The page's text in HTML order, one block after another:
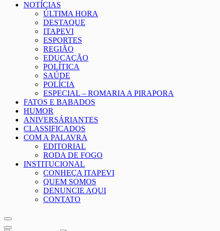
NOTÍCIAS
ÚLTIMA HORA
DESTAQUE
ITAPEVI
ESPORTES
REGIÃO
EDUCAÇÃO
POLÍTICA
SAÚDE
POLÍCIA
ESPECIAL – ROMARIA A PIRAPORA
FATOS E BABADOS
HUMOR
ANIVERSÁRIANTES
CLASSIFICADOS
COM A PALAVRA
EDITORIAL
RODA DE FOGO
INSTITUCIONAL
CONHEÇA ITAPEVI
QUEM SOMOS
DENUNCIE AQUI
CONTATO